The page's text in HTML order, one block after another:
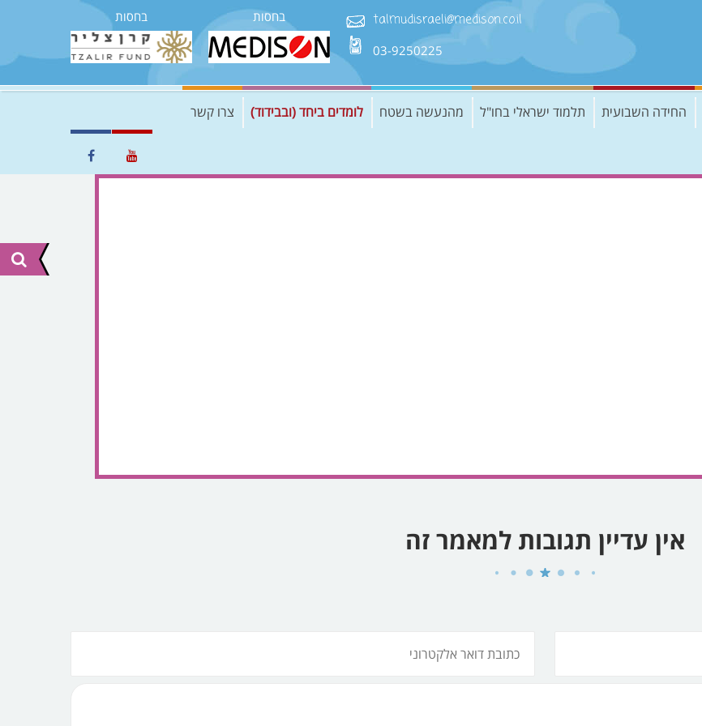
בחסות בחסות talmudisraeli@medison.co.il
03-9250225
החידה השבועית תלמוד ישראלי בחו"ל מהנעשה בשטח לומדים ביחד (ובבידוד) צרו קשר
אין עדיין תגובות למאמר זה